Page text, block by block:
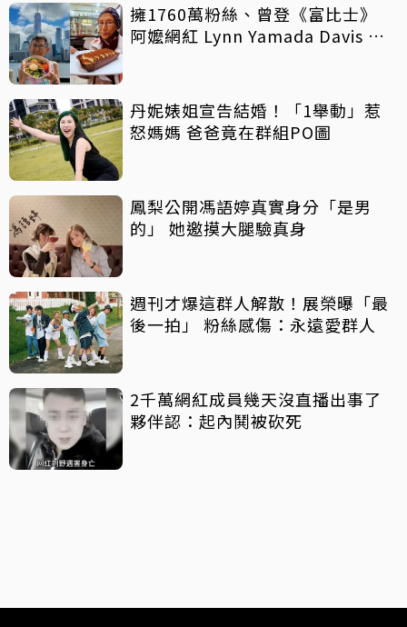
擁1760萬粉絲、曾登《富比士》
阿嬤網紅 Lynn Yamada Davis 驚
丹妮婊姐宣告結婚！「1舉動」惹
怒媽媽 爸爸竟在群組PO圖
鳳梨公開馮語婷真實身分「是男
的」 她邀摸大腿驗真身
週刊才爆這群人解散！展榮曝「最
後一拍」 粉絲感傷：永遠愛群人
2千萬網紅成員幾天沒直播出事了
夥伴認：起內鬨被砍死